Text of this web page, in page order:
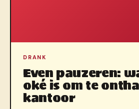
DRANK
Even pauzeren:
oké is om te
kantoor